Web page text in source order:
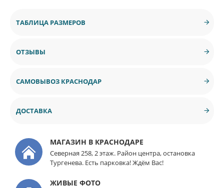
ТАБЛИЦА РАЗМЕРОВ
ОТЗЫВЫ
САМОВЫВОЗ КРАСНОДАР
ДОСТАВКА
МАГАЗИН В КРАСНОДАРЕ
Северная 258, 2 этаж. Район центра, остановка
Тургенева. Есть парковка! Ждём Вас!
ЖИВЫЕ ФОТО